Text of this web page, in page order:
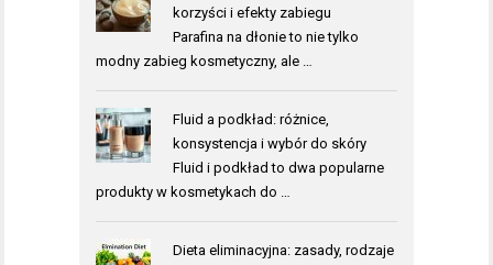
korzyści i efekty zabiegu
Parafina na dłonie to nie tylko
modny zabieg kosmetyczny, ale …
Fluid a podkład: różnice,
konsystencja i wybór do skóry
Fluid i podkład to dwa popularne
produkty w kosmetykach do …
Dieta eliminacyjna: zasady, rodzaje